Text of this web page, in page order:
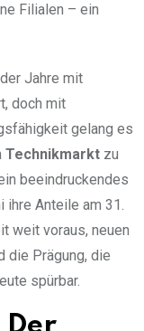
Filialen – ein
Jahre mit
doch mit
gelang es
Technikmarkt zu
beeindruckendes
ihre Anteile am 31.
weit voraus, neuen
die Prägung, die
spürbar.